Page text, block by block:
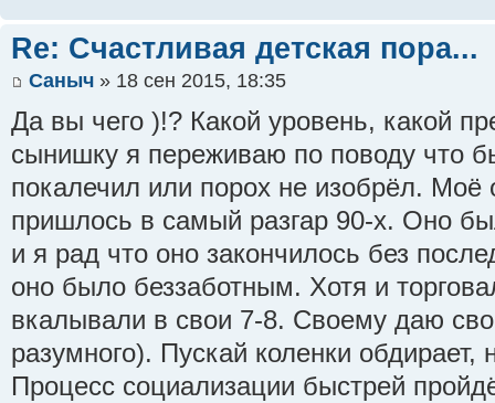
Re: Счастливая детская пора...
Саныч » 18 сен 2015, 18:35
Да вы чего )!? Какой уровень, какой
сынишку я переживаю по поводу что
покалечил или порох не изобрёл. Моё
пришлось в самый разгар 90-х. Оно
и я рад что оно закончилось без
оно было беззаботным. Хотя и
вкалывали в свои 7-8. Своему даю
разумного). Пускай коленки обдирает,
Процесс социализации быстрей